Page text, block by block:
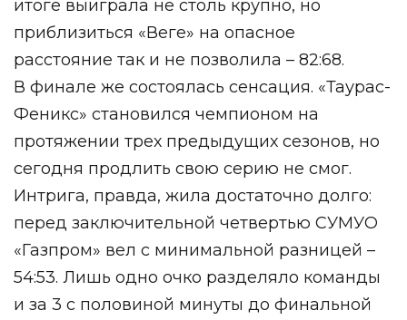
итоге выиграла не столь крупно, но
приблизиться «Веге» на опасное
расстояние так и не позволила – 82:68.
В финале же состоялась сенсация. «Таурас-
Феникс» становился чемпионом на
протяжении трех предыдущих сезонов, но
сегодня продлить свою серию не смог.
Интрига, правда, жила достаточно долго:
перед заключительной четвертью СУМУО
«Газпром» вел с минимальной разницей –
54:53. Лишь одно очко разделяло команды
и за 3 с половиной минуты до финальной